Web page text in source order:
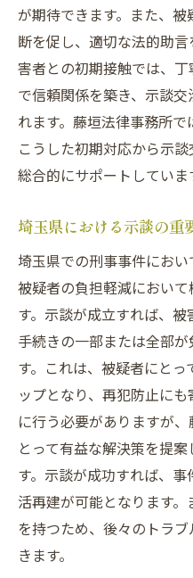
交渉を成功させ
ケーション
侵入窃盗の示談
用法
被害者の視点に
成功事例に学ぶ
埼玉県での示談
役割
ステップ
示談交渉開始前
交渉過程での効
示談成立後の手
示談交渉中にあ
決法
埼玉県での刑事
のための心構え
示談交渉をスム
ト体制
藤垣法律事務所が埼
が期待できます。また、
断を促し、適切な法的助
害者との初期接触では、
で信頼関係を築き、示談
れます。藤垣法律事務所で
こうした初期対応から示
総合的にサポートしていま
埼玉県における示談の重
埼玉県での刑事事件にお
被疑者の負担軽減におい
す。示談が成立すれば、
手続きの一部または全部
す。これは、被疑者にと
ップとなり、再犯防止に
に行う必要がありますが
とって有益な解決策を提
す。示談が成功すれば、
活再建が可能となります
を持つため、後々のトラ
きます。